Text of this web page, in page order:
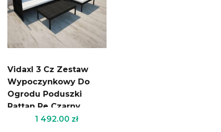
Vidaxl 3 Cz Zestaw
Wypoczynkowy Do
Ogrodu Poduszki
Rattan Pe Czarny
1 492.00 zł